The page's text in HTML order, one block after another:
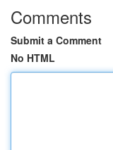
Comments
Submit a Comment
No HTML